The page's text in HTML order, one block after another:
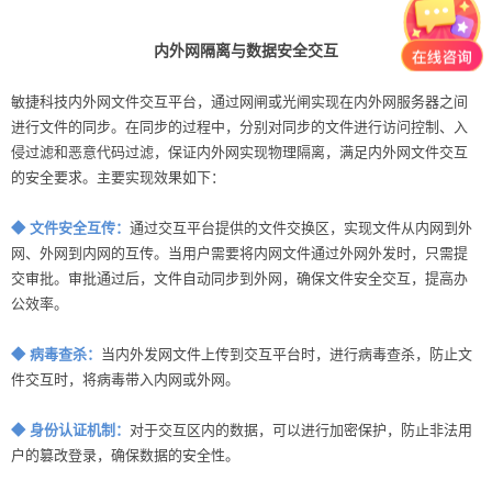
内外网隔离与数据安全交互
敏捷科技内外网文件交互平台，通过网闸或光闸实现在内外网服务器之间
进行文件的同步。在同步的过程中，分别对同步的文件进行访问控制、入
侵过滤和恶意代码过滤，保证内外网实现物理隔离，满足内外网文件交互
的安全要求。 主要实现效果如下：
◆ 文件安全互传： 通过交互平台提供的文件交换区，实现文件从内网到外
网、外网到内网的互传。当用户需要将内网文件通过外网外发时，只需提
交审批。审批通过后，文件自动同步到外网，确保文件安全交互，提高办
公效率。
◆ 病毒查杀： 当内外发网文件上传到交互平台时，进行病毒查杀，防止文
件交互时，将病毒带入内网或外网。
◆ 身份认证机制： 对于交互区内的数据，可以进行加密保护，防止非法用
户的篡改登录，确保数据的安全性。